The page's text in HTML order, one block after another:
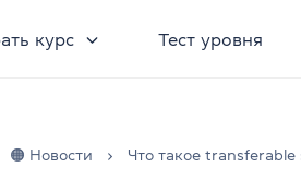
курс Тест уровня
🟠 Новости Что такое